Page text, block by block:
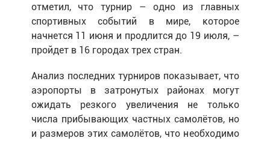
отметил, что турнир – одно из главных
спортивных событий в мире, которое
начнется 11 июня и продлится до 19 июля, –
пройдет в 16 городах трех стран.
Анализ последних турниров показывает, что
аэропорты в затронутых районах могут
ожидать резкого увеличения не только
числа прибывающих частных самолётов, но
и размеров этих самолётов, что необходимо